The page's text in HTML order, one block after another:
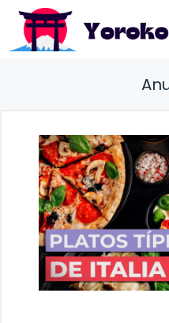
Saltar
contenido